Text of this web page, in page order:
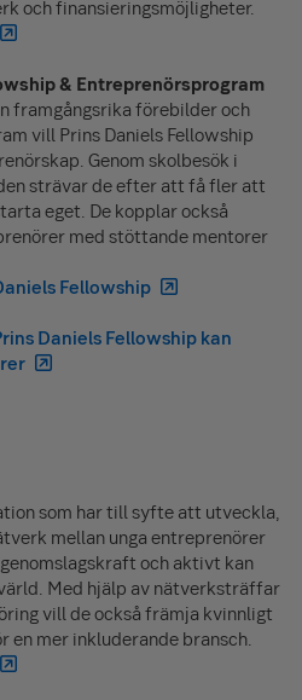
och finansieringsmöjligheter.
& Entreprenörsprogram
framgångsrika förebilder och
vill Prins Daniels Fellowship
Genom skolbesök i
strävar de efter att få fler att
eget. De kopplar också
med stöttande mentorer
Fellowship
Daniels Fellowship kan
som har till syfte att utveckla,
mellan unga entreprenörer
och aktivt kan
Med hjälp av nätverksträffar
vill de också främja kvinnligt
en mer inkluderande bransch.